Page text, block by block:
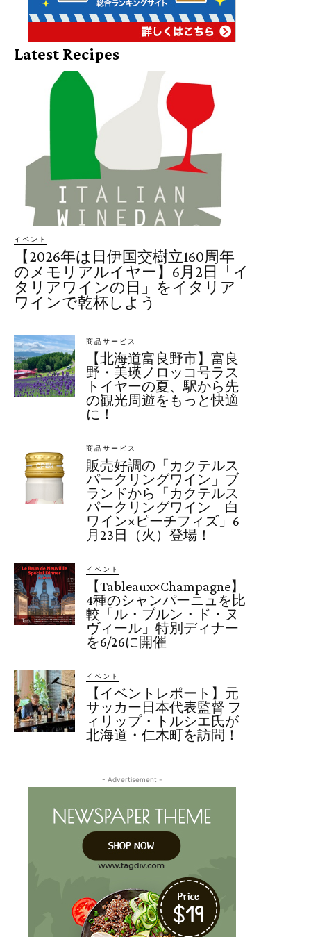
Latest Recipes
イベント
【2026年は日伊国交樹立160周年
のメモリアルイヤー】6月2日「イ
タリアワインの日」をイタリア
ワインで乾杯しよう
商品サービス
【北海道富良野市】富良
野・美瑛ノロッコ号ラス
トイヤーの夏、駅から先
の観光周遊をもっと快適
に！
商品サービス
販売好調の「カクテルス
パークリングワイン」ブ
ランドから「カクテルス
パークリングワイン 白
ワイン×ピーチフィズ」6
月23日（火）登場！
イベント
【Tableaux×Champagne】
4種のシャンパーニュを比
較「ル・ブルン・ド・ヌ
ヴィール」特別ディナー
を6/26に開催
イベント
【イベントレポート】元
サッカー日本代表監督 フ
ィリップ・トルシエ氏が
北海道・仁木町を訪問！
- Advertisement -